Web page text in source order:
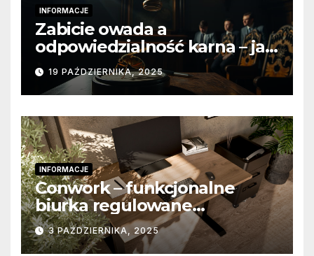
INFORMACJE
Zabicie owada a
odpowiedzialność karna – jak
wygląda to w praktyce?
19 PAŹDZIERNIKA, 2025
INFORMACJE
Conwork – funkcjonalne
biurka regulowane
stworzone z myślą o
nowoczesnych
3 PAŹDZIERNIKA, 2025